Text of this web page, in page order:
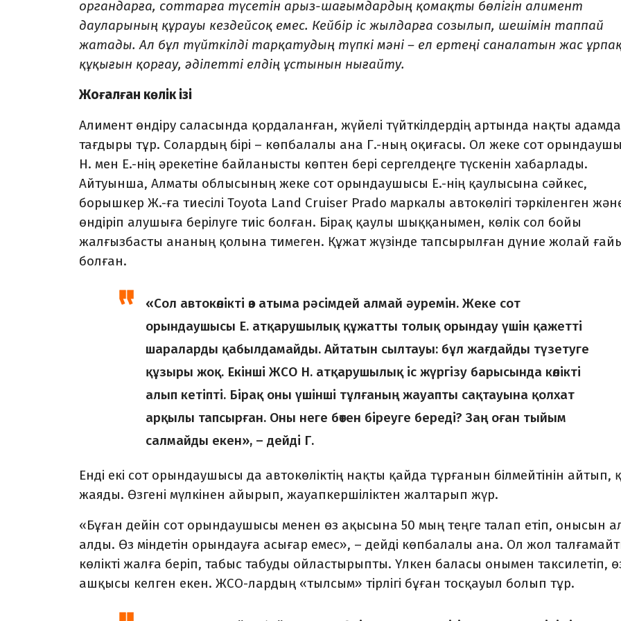
органдарға, соттарға түсетін арыз-шағымдардың қомақты бөлігін алимент
дауларының құрауы кездейсоқ емес. Кейбір іс жылдарға созылып, шешімін таппай
жатады. Ал бұл түйткілді тарқатудың түпкі мәні – ел ертеңі саналатын жас
құқығын қорғау, әділетті елдің ұстынын нығайту.
Жоғалған көлік ізі
Алимент өндіру саласында қордаланған, жүйелі түйткілдердің артында нақты
тағдыры тұр. Солардың бірі – көпбалалы ана Г.-ның оқиғасы. Ол жеке сот
Н. мен Е.-нің әрекетіне байланысты көптен бері сергелдеңге түскенін хабарлады.
Айтуынша, Алматы облысының жеке сот орындаушысы Е.-нің қаулысына сәйкес,
борышкер Ж.-ға тиесілі Toyota Land Cruiser Prado маркалы автокөлігі тәркіленген
өндіріп алушыға берілуге тиіс болған. Бірақ қаулы шыққанымен, көлік сол бойы
жалғызбасты ананың қолына тимеген. Құжат жүзінде тапсырылған дүние жолай
болған.
«Сол автокөлікті өз атыма рәсімдей алмай әуремін. Жеке сот
орындаушысы Е. атқарушылық құжатты толық орындау үшін қажетті
шараларды қабылдамайды. Айтатын сылтауы: бұл жағдайды түзетуге
құзыры жоқ. Екінші ЖСО Н. атқарушылық іс жүргізу барысында көлікті
алып кетіпті. Бірақ оны үшінші тұлғаның жауапты сақ­­­тауына қолхат
арқылы тапсырған. Оны неге бөтен біреуге береді? Заң оған тыйым
салмайды екен», – дейді Г.
Енді екі сот орындаушысы да автокөліктің нақты қайда тұрғанын білмейтінін айтып,
жаяды. Өзгені мүлкінен айырып, жауапкершіліктен жалтарып жүр.
«Бұған дейін сот орындаушысы менен өз ақысына 50 мың теңге талап етіп, онысын
алды. Өз міндетін орын­дауға асығар емес», – дейді көпбалалы ана. Ол жол
көлікті жалға беріп, табыс табуды ойластырыпты. Үлкен баласы онымен таксилетіп, өз
ашқысы келген екен. ЖСО-лардың «тылсым» тірлігі бұған тосқауыл болып тұр.